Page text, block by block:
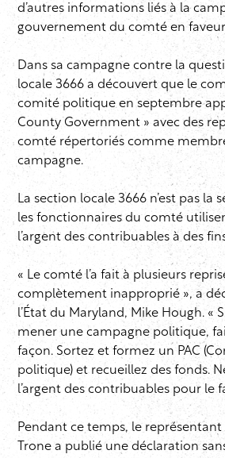
d’autres informations liés à la
gouvernement du comté en
Dans sa campagne contre la
locale 3666 a découvert que le
comité politique en septembre
County Government » avec des
comté répertoriés comme
campagne.
La section locale 3666 n’est pas la
les fonctionnaires du comté
l’argent des contribuables à des
« Le comté l’a fait à plusieurs
complètement inapproprié », a
l’État du Maryland, Mike Hough. «
mener une campagne politique,
façon. Sortez et formez un PAC
politique) et recueillez des fonds.
l’argent des contribuables pour le
Pendant ce temps, le
Trone a publié une déclaration